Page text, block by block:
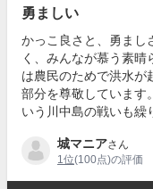
勇ましい
かっこ良さと、勇まし
く、みんなが慕う素
は農民のためで洪水が
部分を尊敬しています
いう川中島の戦いも繰
城マニアさん
1位(100点)の評価